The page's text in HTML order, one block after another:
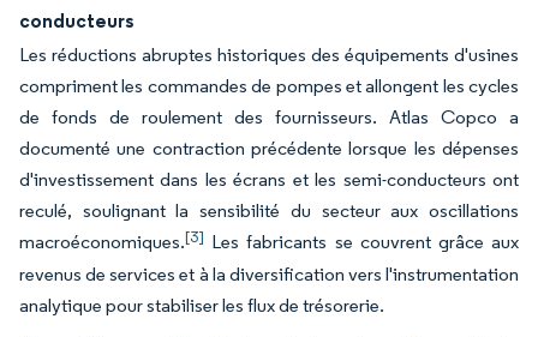
conducteurs
Les réductions abruptes historiques des équipements d'usines
compriment les commandes de pompes et allongent les cycles
de fonds de roulement des fournisseurs. Atlas Copco a
documenté une contraction précédente lorsque les dépenses
d'investissement dans les écrans et les semi-conducteurs ont
reculé, soulignant la sensibilité du secteur aux oscillations
macroéconomiques.[3] Les fabricants se couvrent grâce aux
revenus de services et à la diversification vers l'instrumentation
analytique pour stabiliser les flux de trésorerie.